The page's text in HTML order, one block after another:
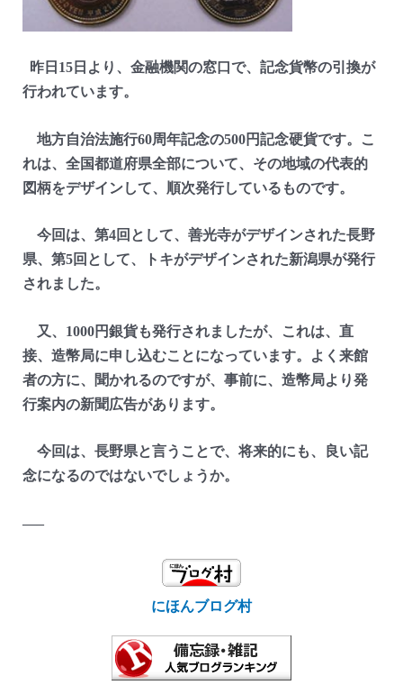
昨日15日より、金融機関の窓口で、記念貨幣の引換が
行われています。
地方自治法施行60周年記念の500円記念硬貨です。こ
れは、全国都道府県全部について、その地域の代表的
図柄をデザインして、順次発行しているものです。
今回は、第4回として、善光寺がデザインされた長野
県、第5回として、トキがデザインされた新潟県が発行
されました。
又、1000円銀貨も発行されましたが、これは、直
接、造幣局に申し込むことになっています。よく来館
者の方に、聞かれるのですが、事前に、造幣局より発
行案内の新聞広告があります。
今回は、長野県と言うことで、将来的にも、良い記
念になるのではないでしょうか。
—–
にほんブログ村